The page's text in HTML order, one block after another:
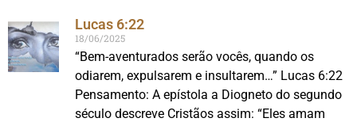
Lucas 6:22
18/06/2025
“Bem-aventurados serão vocês, quando os
odiarem, expulsarem e insultarem…” Lucas 6:22
Pensamento: A epístola a Diogneto do segundo
século descreve Cristãos assim: “Eles amam